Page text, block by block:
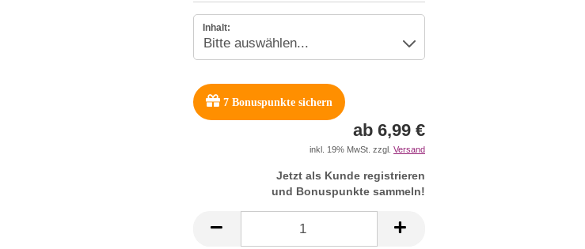
Inhalt:
7Bonuspunkte sichern
ab 6,99 €
inkl. 19% MwSt. zzgl. Versand
Jetzt als Kunde registrieren
und Bonuspunkte sammeln!